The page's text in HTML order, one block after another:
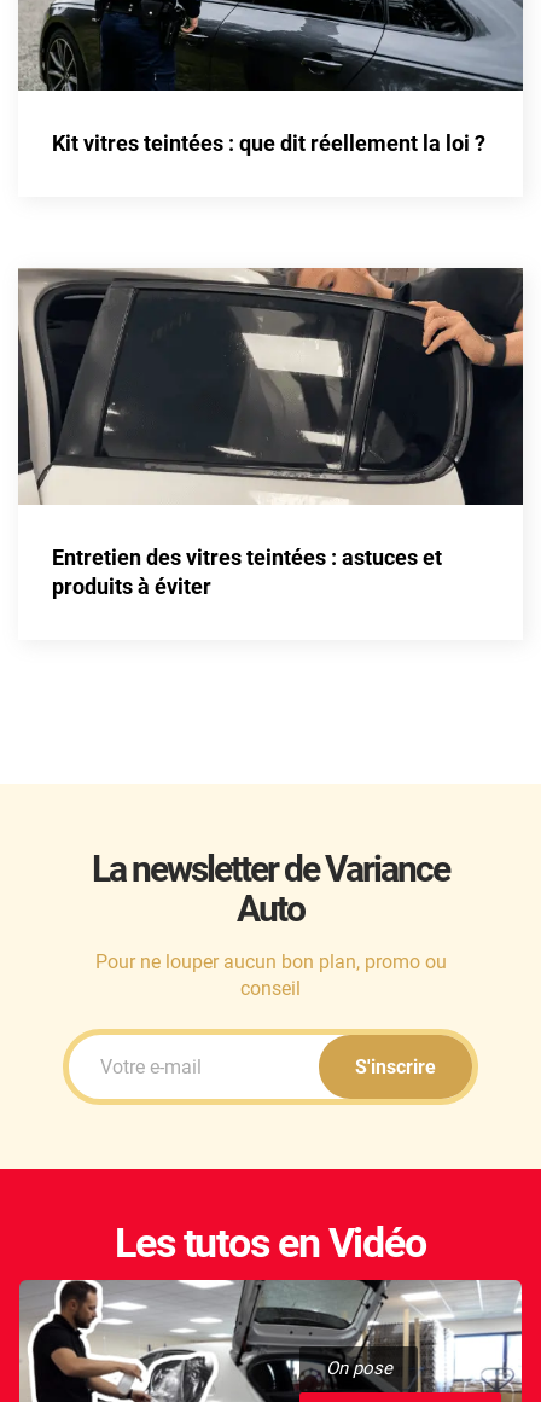
Dodge
Dongfeng
Eagle
Fiat
Fisker
Ford
Foton
Holden
Ineos
Infiniti
Jaguar
Jeep
Jetour
Kit vitres teintées : que dit réellement la loi ?
Entretien des vitres teintées : astuces et
produits à éviter
La newsletter de Variance
Auto
Pour ne louper aucun bon plan, promo ou
conseil
S'inscrire
Les tutos en Vidéo
On pose